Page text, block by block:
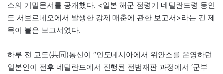
소의 기밀문서를 공개했다. <일본 해군 점령기 네덜란드령 동인
도 서보르네오에서 발생한 강제 매춘에 관한 보고서>라는 긴 제
목이 붙은 보고서였다.
하루 전 교도(共同)통신이 “인도네시아에서 위안소를 운영하던
일본인이 전후 네덜란드에서 진행된 전범재판 과정에서 ‘군부